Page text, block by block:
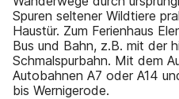
Spuren seltener Wildtiere
Haustür. Zum Ferienhaus
Bus und Bahn, z.B. mit der
Schmalspurbahn. Mit dem
Autobahnen A7 oder A14
bis Wernigerode.